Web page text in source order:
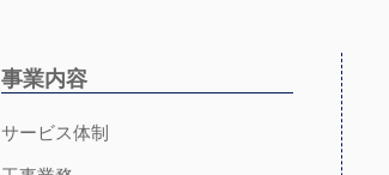
事業内容
サービス体制